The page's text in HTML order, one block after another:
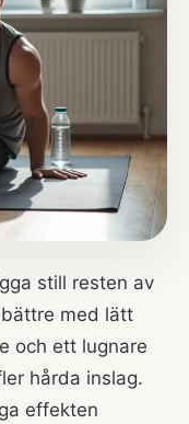
still resten av
med lätt
och ett lugnare
hårda inslag.
effekten